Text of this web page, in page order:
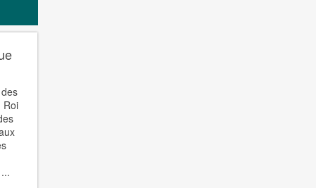
Roi